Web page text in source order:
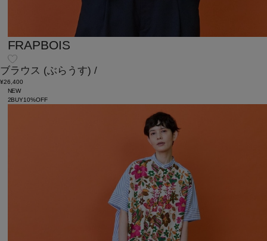
FRAPBOIS
ブラウス (ぶらうす) /
¥26,400
NEW
2BUY10%OFF